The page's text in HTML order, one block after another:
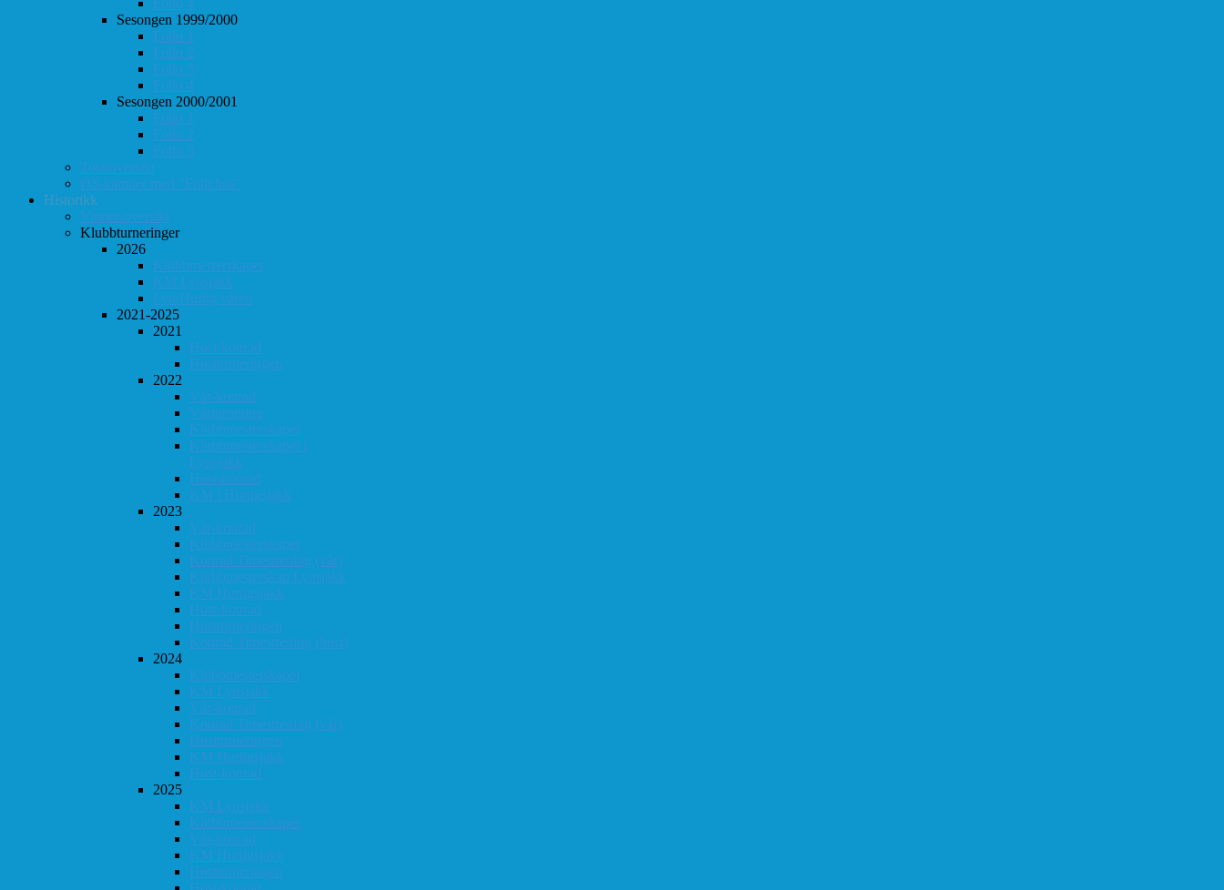
Sesongen 1999/2000
Follo 1
Follo 2
Follo 3
Follo 4
Sesongen 2000/2001
Follo 1
Follo 2
Follo 3
Totaloversikt
ØS-kamper med "Fullt hus"
Historikk
Vinner-oversikt
Klubbturneringer
2026
Klubbmesterskapet
KM Lynsjakk
Lyn/Hurtig våren
2021-2025
2021
Høst-konrad
Høstturneringen
2022
Vår-konrad
Vårturnering
Klubbmesterskapet
Klubbmesterskapet i
Lynsjakk
Høst-konrad
KM i Hurtigsjakk
2023
Vår-konrad
Klubbmesterskapet
Konrad Timestrening (vår)
Klubbmesterskap Lynsjakk
KM Hurtigsjakk
Høst-konrad
Høstturneringen
Konrad Timestrening (høst)
2024
Klubbmesterskapet
KM Lynsjakk
Vår-konrad
Konrad Timestrening (vår)
Høstturneringen
KM Hurtigsjakk
Høst-konrad
2025
KM Lynsjakk
Klubbmesterskapet
Vår-konrad
KM Hurtigsjakk
Høstturneringen